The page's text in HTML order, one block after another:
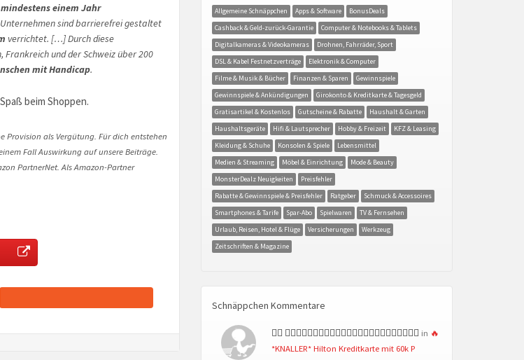
mindestens einem Jahr
sind barrierefrei gestaltet
verrichtet. […] Durch diese
und der Schweiz über 200
mit Handicap.
beim Shoppen.
Provision als Vergütung. Für dich entstehen
Fall Auswirkung auf unsere Beiträge.
PartnerNet. Als Amazon-Partner
Allgemeine Schnäppchen Apps & Software
BonusDeals
Cashback & Geld-zurück-Garantie
Computer & Notebooks & Tablets
Digitalkameras & Videokameras
Drohnen, Fahrräder, Sport
DSL & Kabel Festnetzverträge
Elektronik & Computer
Filme & Musik & Bücher
Finanzen & Sparen
Gewinnspiele
Gewinnspiele & Ankündigungen
Girokonto & Kreditkarte & Tagesgeld
Gratisartikel & Kostenlos
Gutscheine & Rabatte
Haushalt & Garten
Haushaltsgeräte
Hifi & Lautsprecher Hobby & Freizeit
KFZ & Leasing
Kleidung & Schuhe
Konsolen & Spiele
Lebensmittel
Medien & Streaming
Möbel & Einrichtung
Mode & Beauty
MonsterDealz Neuigkeiten
Preisfehler
Rabatte & Gewinnspiele & Preisfehler
Ratgeber
Schmuck & Accessoires
Smartphones & Tarife
Spar-Abo Spielwaren
TV & Fernsehen
Urlaub, Reisen, Hotel & Flüge
Versicherungen
Werkzeug
Zeitschriften & Magazine
Schnäppchen Kommentare
👍🏻 👍🏻👍🏻👍🏻👍🏻👍🏻👍🏻👍🏻👍🏻👍🏻👍🏻👍🏻👍🏻 in 🔥
*KNALLER* Hilton Kreditkarte mit 60k P